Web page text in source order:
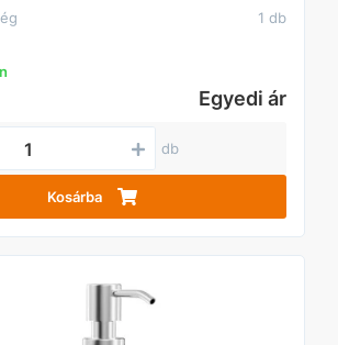
1 db
Egyedi ár
db
Kosárba